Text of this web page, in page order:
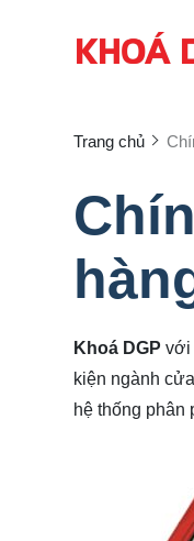
Trang chủ
Khoá DGP với
kiện ngành
hệ thống phân